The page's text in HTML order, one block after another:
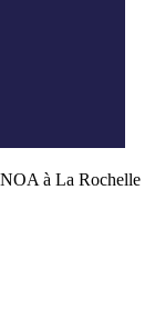
à La Rochelle